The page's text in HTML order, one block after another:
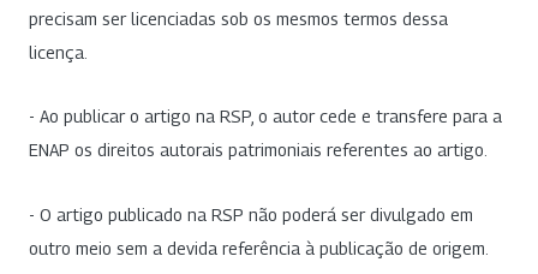
precisam ser licenciadas sob os mesmos termos dessa
licença.
- Ao publicar o artigo na RSP, o autor cede e transfere para a
ENAP os direitos autorais patrimoniais referentes ao artigo.
- O artigo publicado na RSP não poderá ser divulgado em
outro meio sem a devida referência à publicação de origem.